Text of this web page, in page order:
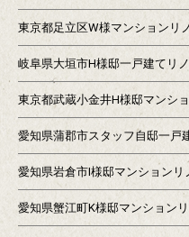
東京都足立区W様マンションリ
岐阜県大垣市H様邸一戸建てリ
東京都武蔵小金井H様邸マンシ
愛知県蒲郡市スタッフ自邸一戸
愛知県岩倉市I様邸マンションリ
愛知県蟹江町K様邸マンション